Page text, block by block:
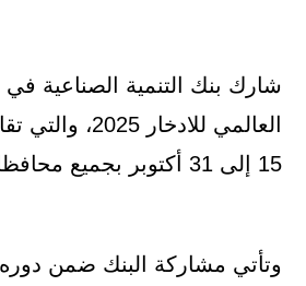
شارك بنك التنمية الصناعية في
العالمي للادخار
15 إلى 31 أكتوبر بجميع محافظات الجمهورية.
وتأتي مشاركة البنك ضمن